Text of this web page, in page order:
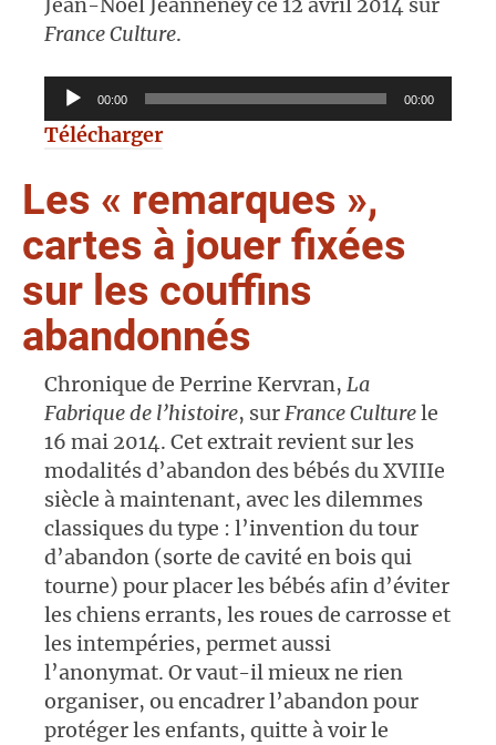
France Culture.
Lecteur
audio
00:00 00:00
Télécharger
Les « remarques »,
cartes à jouer fixées
sur les couffins
abandonnés
Chronique de Perrine Kervran, La
Fabrique de l’histoire, surFrance Culturele
16 mai 2014. Cet extrait revient sur les
modalités d’abandon des bébés du XVIIIe
siècle à maintenant, avec les dilemmes
classiques du type : l’invention du tour
d’abandon (sorte de cavité en bois qui
tourne) pour placer les bébés afin d’éviter
les chiens errants, les roues de carrosse et
les intempéries, permet aussi
l’anonymat. Or vaut-il mieux ne rien
organiser, ou encadrer l’abandon pour
protéger les enfants, quitte à voir le